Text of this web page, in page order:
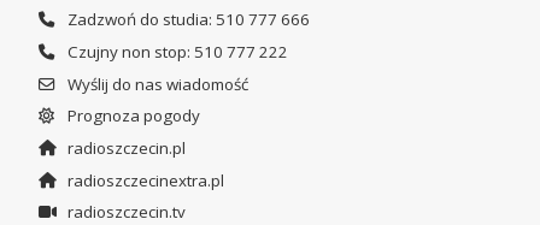
Zadzwoń do studia: 510 777 666
Czujny non stop: 510 777 222
Wyślij do nas wiadomość
Prognoza pogody
radioszczecin.pl
radioszczecinextra.pl
radioszczecin.tv